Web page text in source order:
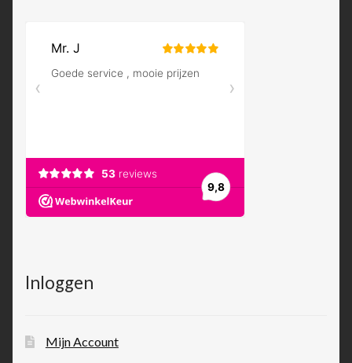
Inloggen
Mijn Account